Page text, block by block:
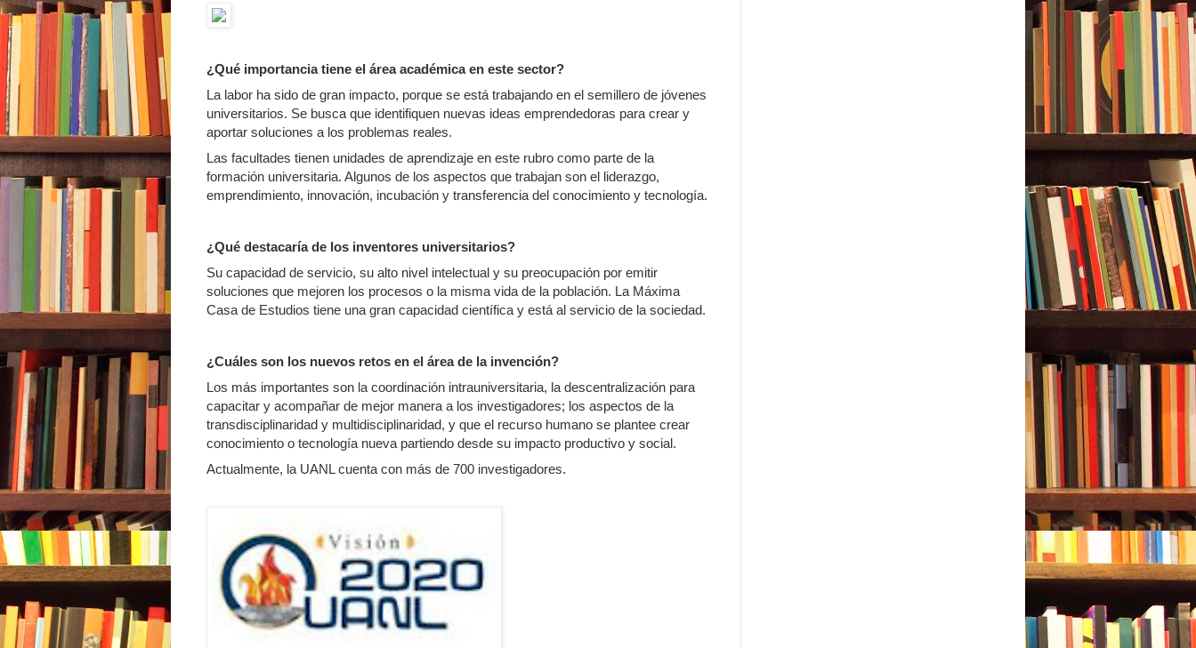
¿Qué importancia tiene el área académica en este sector?
La labor ha sido de gran impacto, porque se está trabajando en el semillero de jóvenes
universitarios. Se busca que identifiquen nuevas ideas emprendedoras para crear y
aportar soluciones a los problemas reales.
Las facultades tienen unidades de aprendizaje en este rubro como parte de la
formación universitaria. Algunos de los aspectos que trabajan son el liderazgo,
emprendimiento, innovación, incubación y transferencia del conocimiento y tecnología.
¿Qué destacaría de los inventores universitarios?
Su capacidad de servicio, su alto nivel intelectual y su preocupación por emitir
soluciones que mejoren los procesos o la misma vida de la población. La Máxima
Casa de Estudios tiene una gran capacidad científica y está al servicio de la sociedad.
¿Cuáles son los nuevos retos en el área de la invención?
Los más importantes son la coordinación intrauniversitaria, la descentralización para
capacitar y acompañar de mejor manera a los investigadores; los aspectos de la
transdisciplinaridad y multidisciplinaridad, y que el recurso humano se plantee crear
conocimiento o tecnología nueva partiendo desde su impacto productivo y social.
Actualmente, la UANL cuenta con más de 700 investigadores.